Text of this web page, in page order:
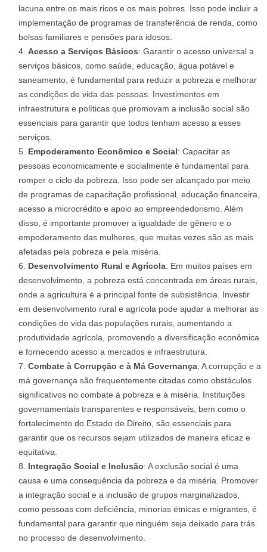
lacuna entre os mais ricos e os mais pobres. Isso pode incluir a
implementação de programas de transferência de renda, como
bolsas familiares e pensões para idosos.
Acesso a Serviços Básicos: Garantir o acesso universal a
serviços básicos, como saúde, educação, água potável e
saneamento, é fundamental para reduzir a pobreza e melhorar
as condições de vida das pessoas. Investimentos em
infraestrutura e políticas que promovam a inclusão social são
essenciais para garantir que todos tenham acesso a esses
serviços.
Empoderamento Econômico e Social: Capacitar as
pessoas economicamente e socialmente é fundamental para
romper o ciclo da pobreza. Isso pode ser alcançado por meio
de programas de capacitação profissional, educação financeira,
acesso a microcrédito e apoio ao empreendedorismo. Além
disso, é importante promover a igualdade de gênero e o
empoderamento das mulheres, que muitas vezes são as mais
afetadas pela pobreza e pela miséria.
Desenvolvimento Rural e Agrícola: Em muitos países em
desenvolvimento, a pobreza está concentrada em áreas rurais,
onde a agricultura é a principal fonte de subsistência. Investir
em desenvolvimento rural e agrícola pode ajudar a melhorar as
condições de vida das populações rurais, aumentando a
produtividade agrícola, promovendo a diversificação econômica
e fornecendo acesso a mercados e infraestrutura.
Combate à Corrupção e à Má Governança: A corrupção e a
má governança são frequentemente citadas como obstáculos
significativos no combate à pobreza e à miséria. Instituições
governamentais transparentes e responsáveis, bem como o
fortalecimento do Estado de Direito, são essenciais para
garantir que os recursos sejam utilizados de maneira eficaz e
equitativa.
Integração Social e Inclusão: A exclusão social é uma
causa e uma consequência da pobreza e da miséria. Promover
a integração social e a inclusão de grupos marginalizados,
como pessoas com deficiência, minorias étnicas e migrantes, é
fundamental para garantir que ninguém seja deixado para trás
no processo de desenvolvimento.